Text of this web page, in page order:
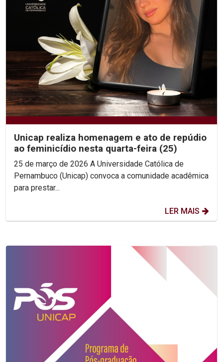
Unicap realiza homenagem e ato de repúdio
ao feminicídio nesta quarta-feira (25)
25 de março de 2026 A Universidade Católica de
Pernambuco (Unicap) convoca a comunidade acadêmica
para prestar...
LER MAIS